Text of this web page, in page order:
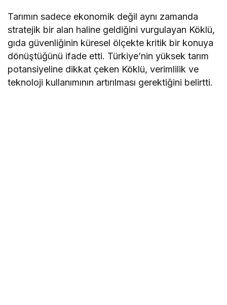
Tarımın sadece ekonomik değil aynı zamanda
stratejik bir alan haline geldiğini vurgulayan Köklü,
gıda güvenliğinin küresel ölçekte kritik bir konuya
dönüştüğünü ifade etti. Türkiye’nin yüksek tarım
potansiyeline dikkat çeken Köklü, verimlilik ve
teknoloji kullanımının artırılması gerektiğini belirtti.